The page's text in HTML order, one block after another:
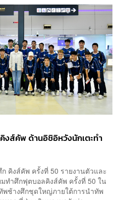
งส์คัพ ด้านอิชิอิหวังนักเตะทำ
คิงส์คัพ ครั้งที่ 50 รายงานตัวและ
ทำศึกฟุตบอลคิงส์คัพ ครั้งที่ 50 ใน
ช้างศึกชุดใหญ่ภายใต้การนำทัพ